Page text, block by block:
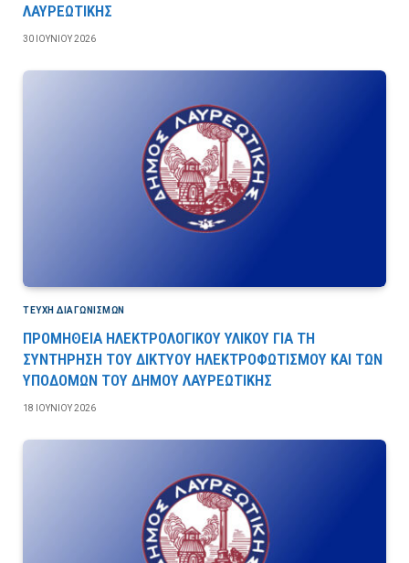
ΛΑΥΡΕΩΤΙΚΗΣ
30 ΙΟΥΝΊΟΥ 2026
ΤΕΎΧΗ ΔΙΑΓΩΝΙΣΜΏΝ
ΠΡΟΜΗΘΕΙΑ ΗΛΕΚΤΡΟΛΟΓΙΚΟΥ ΥΛΙΚΟΥ ΓΙΑ ΤΗ
ΣΥΝΤΗΡΗΣΗ ΤΟΥ ΔΙΚΤΥΟΥ ΗΛΕΚΤΡΟΦΩΤΙΣΜΟΥ ΚΑΙ ΤΩΝ
ΥΠΟΔΟΜΩΝ ΤΟΥ ΔΗΜΟΥ ΛΑΥΡΕΩΤΙΚΗΣ
18 ΙΟΥΝΊΟΥ 2026